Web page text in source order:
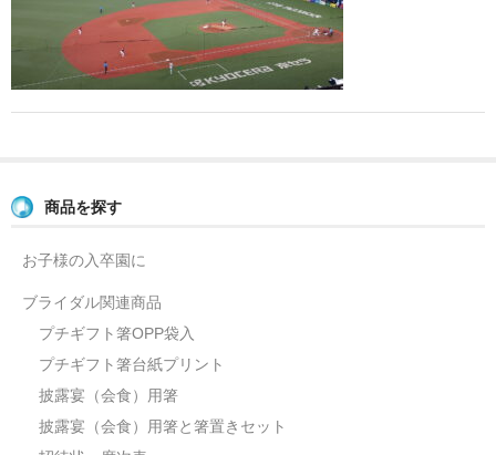
ご利用ガイド
よくあるご質問
商品を探す
お子様の入卒園に
ブライダル関連商品
プチギフト箸OPP袋入
プチギフト箸台紙プリント
披露宴（会食）用箸
披露宴（会食）用箸と箸置きセット